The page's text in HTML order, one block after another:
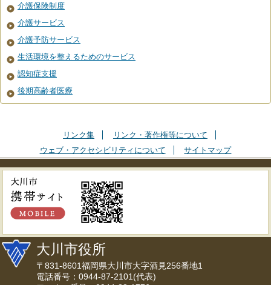
介護保険制度
介護サービス
介護予防サービス
生活環境を整えるためのサービス
認知症支援
後期高齢者医療
リンク集
リンク・著作権等について
ウェブ・アクセシビリティについて
サイトマップ
大川市役所
〒831-8601福岡県大川市大字酒見256番地1
電話番号：0944-87-2101(代表)